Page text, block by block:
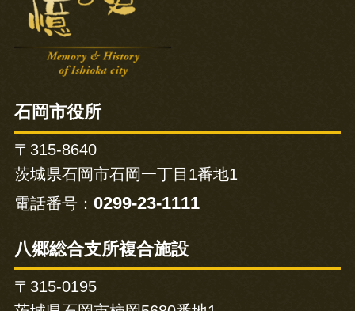
石岡市役所
〒315-8640
茨城県石岡市石岡一丁目1番地1
電話番号： 0299-23-1111
八郷総合支所複合施設
〒315-0195